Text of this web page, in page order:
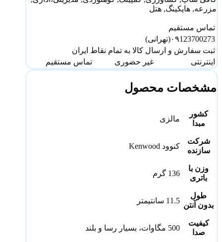
مزرعه, هایکینگ, هتل
تماس مستقیم
۰۹123700273(تهرانی)
ثبت سفارش و ارسال کالا به تمام نقاط ایران
اینترنتی
غیر حضوری تماس مستقیم
مشخصات محصول
کشور
مبدا
مالزی
شرکت
سازنده
کنوود Kenwood
وزن با
باتری
136 گرم
طول
بدون آنتن
11.5 سانتیمتر
کیفیت
صدا
500 مگاوات، بسیار رسا و بلند